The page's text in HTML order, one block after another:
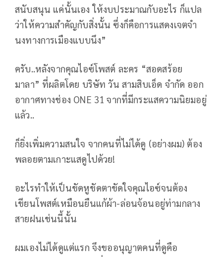
สนับสนุน แค่นั้นเอง ให้งบประมาณกับอะไร ก็แปล
ว่าให้ความสําคัญกับสิ่งนั้น ซึ่งก็คือการแสดงเจตจํา
นงทางการเมืองแบบนึง”
ครับ..หลังจากคุณไอซ์โพสต์ ละคร “สอดสร้อย
มาลา” ที่ผลิตโดย บริษัท วัน สามสิบเอ็ด จำกัด ออก
อากาศทางช่อง ONE 31 จากที่มีกระแสความนิยมอยู่
แล้ว..
ก็ยิ่งเพิ่มความสนใจ จากคนที่ไม่ได้ดู (อย่างผม) ต้อง
พลอยตามเกาะแสดูไปด้วย!
อะไรทำให้เป็นขัดหูขัดตาขัดใจคุณไอซ์จนต้อง
เขียนโพสต์เหมือนยืนแก้ผ้า-ล่อนจ้อนอยู่ท่ามกลาง
สายฝนเช่นนี้นั้น
ผมเองไม่ได้ดูแต่แรก จึงขออนุญาตคนที่ดูคือ